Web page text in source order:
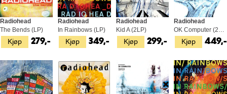
Kjøp
Radiohead
The Bends (LP)
279,- Kjøp
Radiohead
In Rainbows (LP)
349,- Kjøp
Radiohead
Kid A (2LP)
299,- Kjøp
Radiohead
OK Computer (2LP)
449,-